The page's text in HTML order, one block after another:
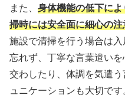
また、 身体機能の低下に
掃時には安全面に細心の
施設で清掃を行う場合は
忘れず、丁寧な言葉遣い
交わしたり、体調を気遣
ュニケーションも大切です